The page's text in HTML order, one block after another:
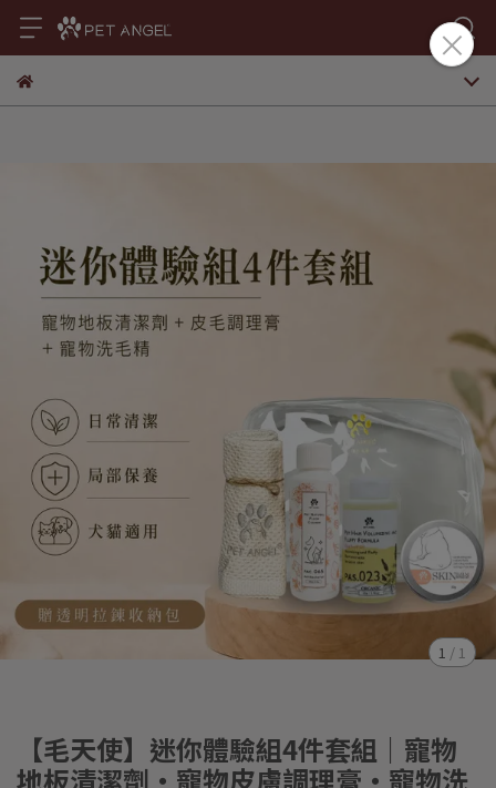
1 / 1
【毛天使】迷你體驗組4件套組｜寵物
地板清潔劑・寵物皮膚調理膏・寵物洗